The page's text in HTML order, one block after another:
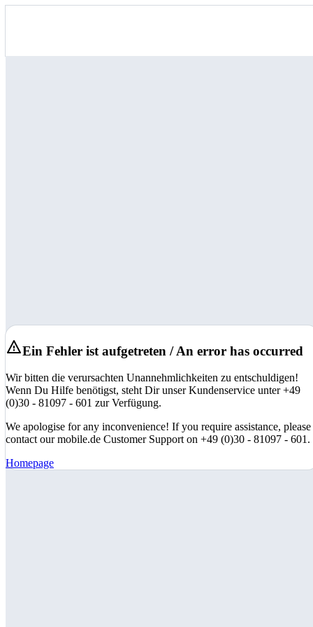
Ein Fehler ist aufgetreten / An error has occurred
Wir bitten die verursachten Unannehmlichkeiten zu entschuldigen!
Wenn Du Hilfe benötigst, steht Dir unser Kundenservice unter +49
(0)30 - 81097 - 601 zur Verfügung.
We apologise for any inconvenience! If you require assistance, please
contact our mobile.de Customer Support on +49 (0)30 - 81097 - 601.
Homepage